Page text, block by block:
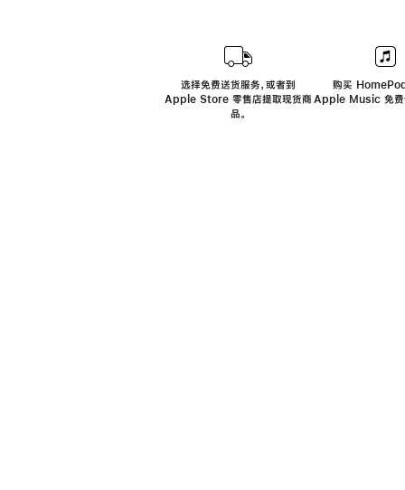
选择免费送货服务，或者到
Apple Store 零售店提取现货商
品。
购买
Apple Music 免费